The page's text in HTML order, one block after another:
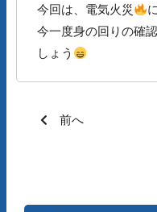
今回は、電気火災
今一度身の回りの確
しょう
前へ